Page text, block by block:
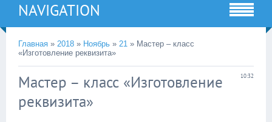
NAVIGATION
Главная » 2018 » Ноябрь » 21 » Мастер – класс
«Изготовление реквизита»
10:32
Мастер – класс «Изготовление
реквизита»